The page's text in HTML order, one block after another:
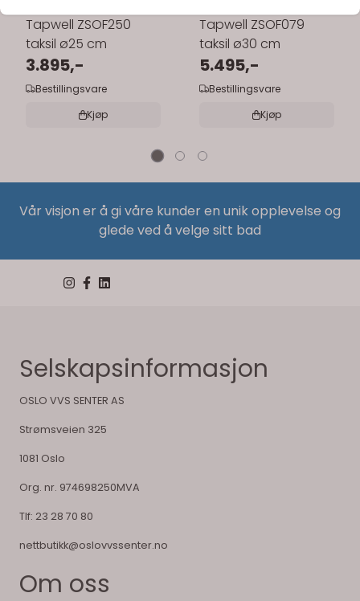
Tapwell ZSOF250
taksil ø25 cm
3.895,-
Bestillingsvare
Kjøp
Tapwell ZSOF079
taksil ø30 cm
5.495,-
Bestillingsvare
Kjøp
Vår visjon er å gi våre kunder en unik opplevelse og
glede ved å velge sitt bad
Selskapsinformasjon
OSLO VVS SENTER AS
Strømsveien 325
1081 Oslo
Org. nr. 974698250MVA
Tlf: 23 28 70 80
nettbutikk@oslovvssenter.no
Om oss